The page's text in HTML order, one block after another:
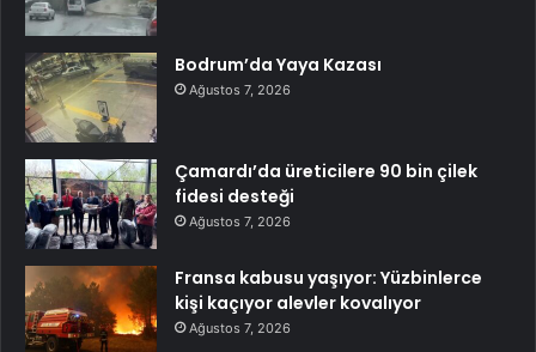
Bodrum’da Yaya Kazası
Ağustos 7, 2026
Çamardı’da üreticilere 90 bin çilek
fidesi desteği
Ağustos 7, 2026
Fransa kabusu yaşıyor: Yüzbinlerce
kişi kaçıyor alevler kovalıyor
Ağustos 7, 2026